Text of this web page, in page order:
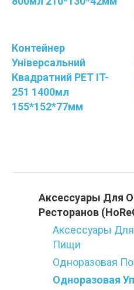
Контейнер
Універсальний
Квадратний PET IT-
251 1400мл
155*152*77мм
Аксессуары Для
Ресторанов
Аксессуары
Пищи
Одноразовая
Одноразовая